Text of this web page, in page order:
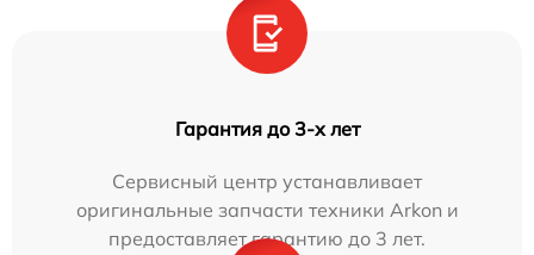
Гарантия до 3-х лет
Сервисный центр устанавливает
оригинальные запчасти техники Arkon и
предоставляет гарантию до 3 лет.